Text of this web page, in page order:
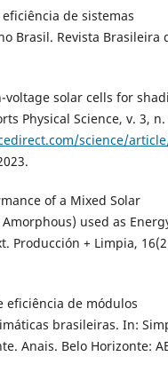
de sistemas
Brasil. Revista Brasileira
voltage solar cells for
Physical Science, v. 3, n.
science/
of a Mixed Solar
used as
Producción + Limpia,
eficiência de módulos
brasileiras. In:
Anais. Belo Horizonte: